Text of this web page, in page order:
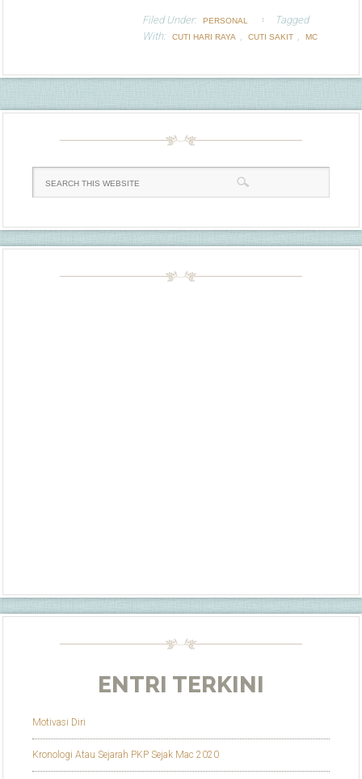
Filed Under: PERSONAL
Tagged
With:
CUTI HARI RAYA , CUTI SAKIT , MC
ENTRI TERKINI
Motivasi Diri
Kronologi Atau Sejarah PKP Sejak Mac 2020